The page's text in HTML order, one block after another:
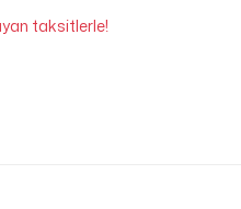
taksitlerle!